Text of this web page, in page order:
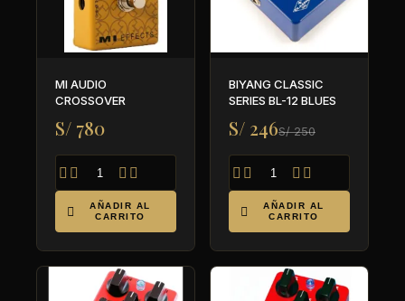
MI AUDIO
CROSSOVER
S/ 780
   

AÑADIR AL
CARRITO
BIYANG CLASSIC
SERIES BL-12 BLUES
S/ 246S/ 250
   

AÑADIR AL
CARRITO